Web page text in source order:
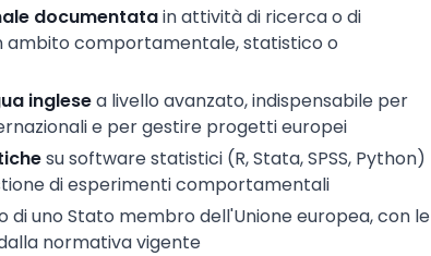
documentatain attività di ricerca o di
ambito comportamentale, statistico o
inglesea livello avanzato, indispensabile per
e per gestire progetti europei
su software statistici (R, Stata, SPSS, Python)
di esperimenti comportamentali
di uno Stato membro dell'Unione europea, con le
normativa vigente